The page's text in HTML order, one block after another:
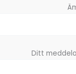
Ditt